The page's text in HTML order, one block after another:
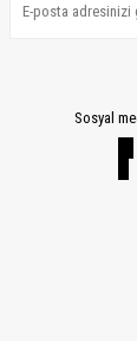
Sosyal